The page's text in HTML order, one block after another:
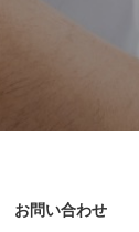
お問い合わせ